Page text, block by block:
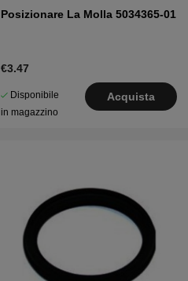
Posizionare La Molla 5034365-01
€3.47
Disponibile
in magazzino
Acquista